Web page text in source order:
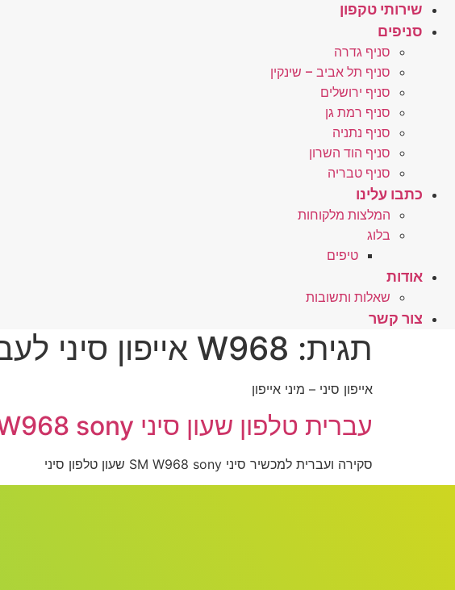
שירותי טקפון
סניפים
סניף גדרה
סניף תל אביב – שינקין
סניף ירושלים
סניף רמת גן
סניף נתניה
סניף הוד השרון
סניף טבריה
כתבו עלינו
המלצות מלקוחות
בלוג
טיפים
אודות
שאלות ותשובות
צור קשר
תגית: W968 אייפון סיני לעברית
אייפון סיני – מיני אייפון
עברית טלפון שעון סיני SM W968 sony-לחץ כאן
סקירה ועברית למכשיר סיני SM W968 sony שעון טלפון סיני